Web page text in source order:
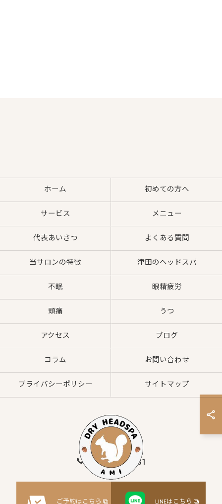
080-8547-2881
ご予約はこちら LINEはこちら
ホーム 初めての方へ
サービス メニュー
代表あいさつ よくある質問
当サロンの特徴 津田のヘッドスパ
不眠 眼精疲労
頭痛 うつ
アクセス ブログ
コラム お問い合わせ
プライバシーポリシー サイトマップ
© 2026 大阪府枚方市のヘッドスパならドライヘッドスパサロンAMI ALL RIGHTS